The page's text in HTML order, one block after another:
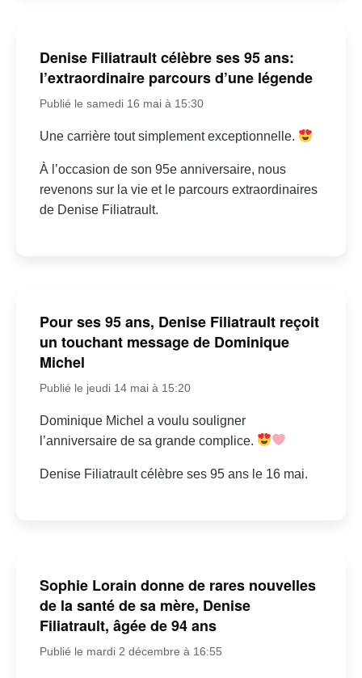
Denise Filiatrault célèbre ses 95 ans:
l’extraordinaire parcours d’une légende
Publié le samedi 16 mai à 15:30
Une carrière tout simplement exceptionnelle.
À l’occasion de son 95e anniversaire, nous
revenons sur la vie et le parcours extraordinaires
de Denise Filiatrault.
Pour ses 95 ans, Denise Filiatrault reçoit
un touchant message de Dominique
Michel
Publié le jeudi 14 mai à 15:20
Dominique Michel a voulu souligner
l’anniversaire de sa grande complice.
Denise Filiatrault célèbre ses 95 ans le 16 mai.
Sophie Lorain donne de rares nouvelles
de la santé de sa mère, Denise
Filiatrault, âgée de 94 ans
Publié le mardi 2 décembre à 16:55